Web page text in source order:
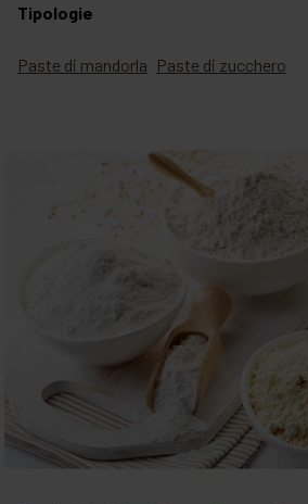
Tipologie
Paste di mandorla Paste di zucchero